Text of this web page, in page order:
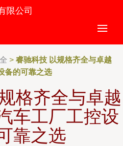
限公司
> 睿驰科技 以规格齐全与卓越
备的可靠之选
格齐全与卓越
车工厂工控设
靠之选